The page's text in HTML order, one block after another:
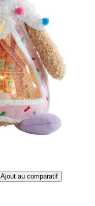
Ajout au comparatif